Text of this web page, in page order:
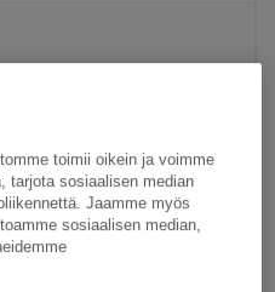
toimii oikein ja voimme
tarjota sosiaalisen median
Jaamme myös
sosiaalisen median,